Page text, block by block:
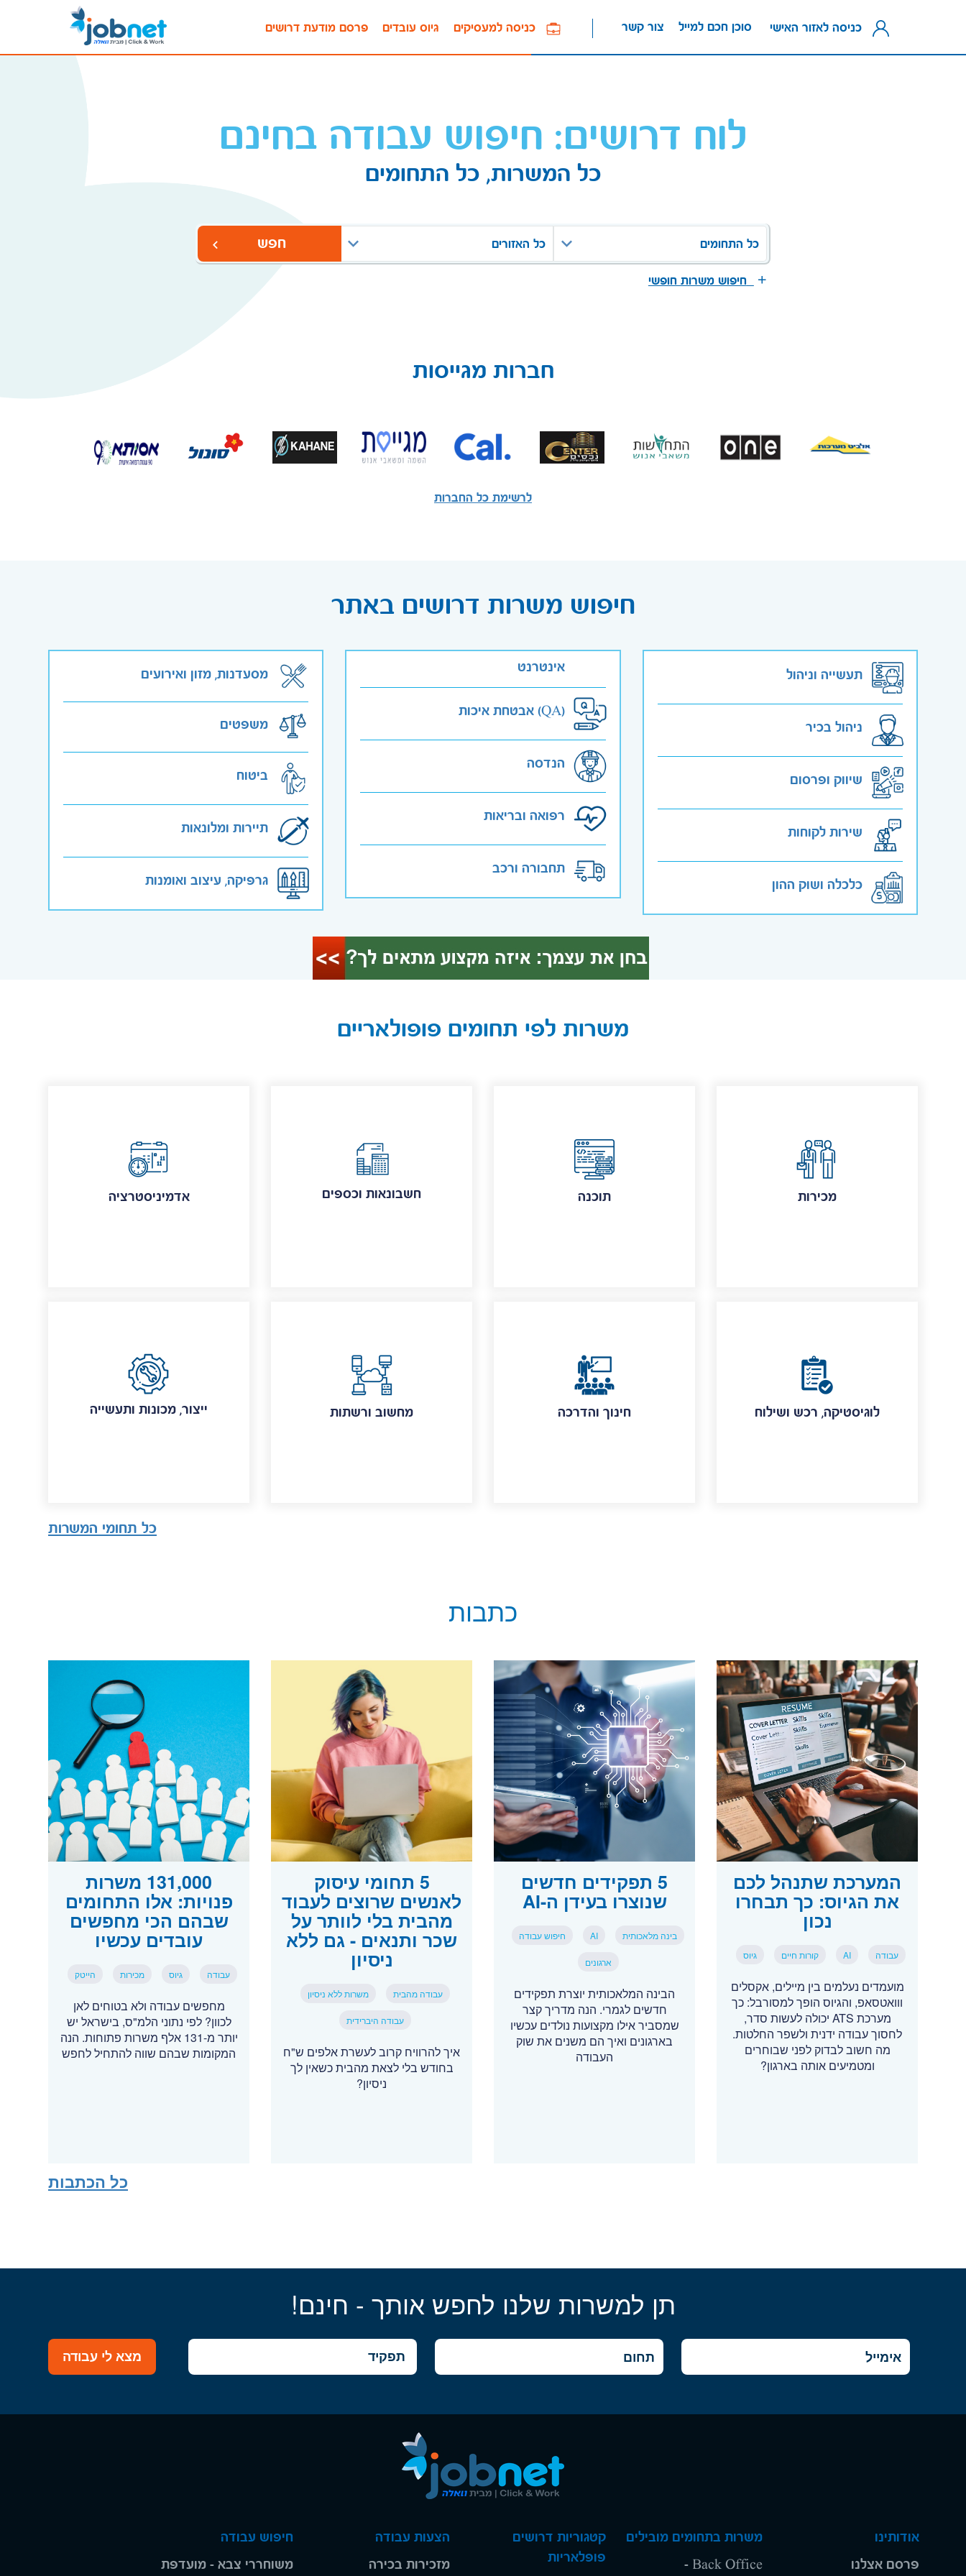
פרסם מודעת דרושים גיוס עובדים כניסה למעסיקים צור קשר סוכן חכם למייל כניסה לאזור האישי
לוח דרושים: חיפוש עבודה בחינם
כל המשרות, כל התחומים
כל התחומים כל האזורים חפש
חיפוש משרות חופשי
חברות מגייסות
לרשימת כל החברות
חיפוש משרות דרושים באתר
תעשייה וניהול
ניהול בכיר
שיווק ופרסום
שירות לקוחות
כלכלה ושוק ההון
אינטרנט
אבטחת איכות (QA)
הנדסה
רפואה ובריאות
תחבורה ורכב
מסעדנות, מזון ואירועים
משפטים
ביטוח
תיירות ומלונאות
גרפיקה, עיצוב ואומנות
משרות לפי תחומים פופולאריים
אדמיניסטרציה חשבונאות וכספים תוכנה מכירות
ייצור, מכונות ותעשייה מחשוב ורשתות חינוך והדרכה לוגיסטיקה, רכש ושילוח
כל תחומי המשרות
כתבות
המערכת שתנהל לכם
את הגיוס: כך תבחרו
נכון
עבודה AI קורות חיים גיוס
מועמדים נעלמים בין מיילים, אקסלים
ווואטסאפ, והגיוס הופך למסורבל: כך
מערכת ATS יכולה לעשות סדר,
לחסוך עבודה ידנית ולשפר החלטות.
מה חשוב לבדוק לפני שבוחרים
ומטמיעים אותה בארגון?
5 תפקידים חדשים
שנוצרו בעידן ה-AI
בינה מלאכותית AI חיפוש עבודה
ארגונים
הבינה המלאכותית יוצרת תפקידים
חדשים לגמרי. הנה מדריך קצר
שמסביר אילו מקצועות נולדים עכשיו
בארגונים ואיך הם משנים את שוק
העבודה
5 תחומי עיסוק
לאנשים שרוצים לעבוד
מהבית בלי לוותר על
שכר ותנאים - גם ללא
ניסיון
עבודה מהבית משרות ללא ניסיון
עבודה היברידית
איך להרוויח קרוב לעשרת אלפים ש"ח
בחודש בלי לצאת מהבית כשאין לך
ניסיון?
131,000 משרות
פנויות: אלו התחומים
שבהם הכי מחפשים
עובדים עכשיו
עבודה גיוס מכירות הייטק
מחפשים עבודה ולא בטוחים לאן
לכוון? לפי נתוני הלמ"ס, בישראל יש
יותר מ-131 אלף משרות פתוחות. הנה
המקומות שבהם שווה להתחיל לחפש
כל הכתבות
תן למשרות שלנו לחפש אותך - חינם!
מצא לי עבודה
אודותינו
פרסם אצלנו
משרות בתחומים מובילים
Back Office -
קטגוריות דרושים
פופלאריות
הצעות עבודה
מזכירות בכירה
חיפוש עבודה
משוחררי צבא - מועדפת